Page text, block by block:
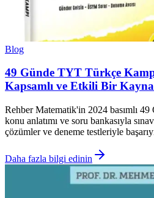
Blog
49 Günde TYT Türkçe
Kapsamlı ve Etkili Bir
Rehber Matematik'in 2024 basımlı
konu anlatımı ve soru bankasıyla
çözümler ve deneme testleriyle
Daha fazla bilgi edinin